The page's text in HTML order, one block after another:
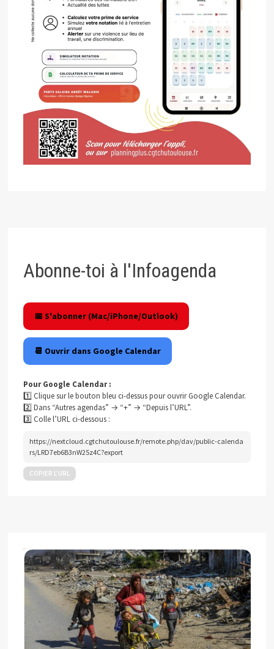
Abonne-toi à l'Infoagenda
📅 S'abonner (Mac/iPhone/Outlook)
📆 Ouvrir dans Google Calendar
Pour Google Calendar :
1️⃣ Clique sur le bouton bleu ci-dessus pour ouvrir Google Calendar.
2️⃣ Dans “Autres agendas” → “+” → “Depuis l’URL”.
3️⃣ Colle l’URL ci-dessous :
https://nextcloud.cgtchutoulouse.fr/remote.php/dav/public-calenda
rs/LRD7eb6B3nW25z4C?export
COPIER L’URL